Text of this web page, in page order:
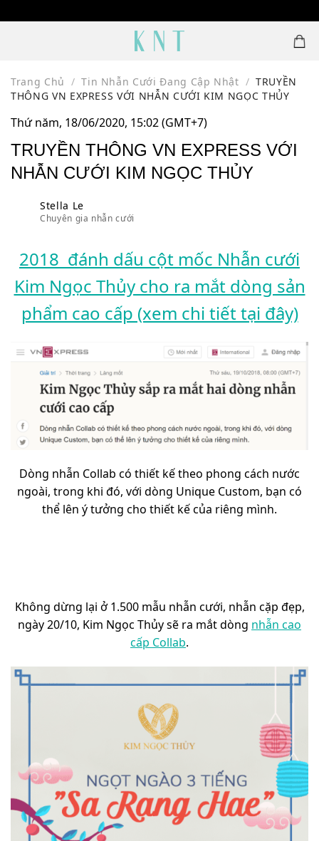
to
Trang Chủ / Tin Nhẫn Cưới Đang Cập Nhật / TRUYỀN
THÔNG VN EXPRESS VỚI NHẪN CƯỚI KIM NGỌC THỦY
Thứ năm, 18/06/2020, 15:02 (GMT+7)
TRUYỀN THÔNG VN EXPRESS VỚI
NHẪN CƯỚI KIM NGỌC THỦY
Stella Le
Chuyên gia nhẫn cưới
2018 đánh dấu cột mốc Nhẫn cưới
Kim Ngọc Thủy cho ra mắt dòng sản
phẩm cao cấp (xem chi tiết tại đây)
Dòng nhẫn Collab có thiết kế theo phong cách nước
ngoài, trong khi đó, với dòng Unique Custom, bạn có
thể lên ý tưởng cho thiết kế của riêng mình.
Không dừng lại ở 1.500 mẫu nhẫn cưới, nhẫn cặp đẹp,
ngày 20/10, Kim Ngọc Thủy sẽ ra mắt dòng nhẫn cao
cấp Collab.